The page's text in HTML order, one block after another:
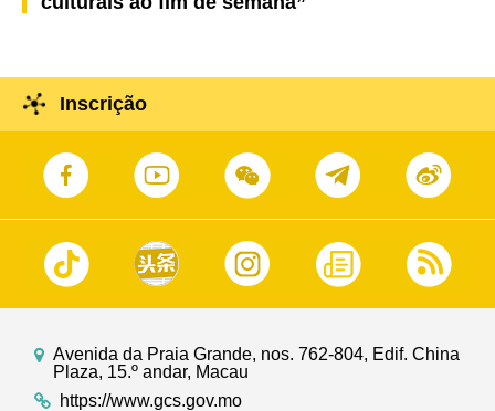
Inscrição
Avenida da Praia Grande, nos. 762-804, Edif. China
Plaza, 15.º andar, Macau
https://www.gcs.gov.mo